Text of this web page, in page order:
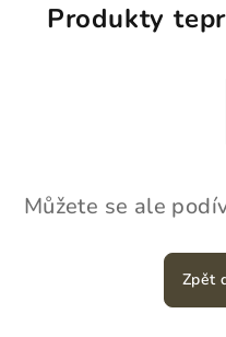
Produkty
Můžete se ale
Zpět